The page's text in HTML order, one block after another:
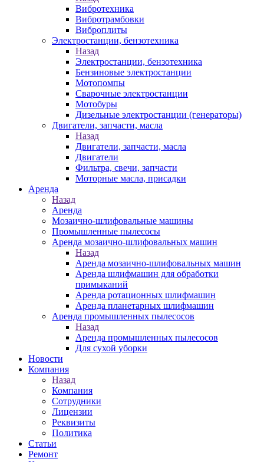
Вибротехника
Вибротрамбовки
Виброплиты
Электростанции, бензотехника
Назад
Электростанции, бензотехника
Бензиновые электростанции
Мотопомпы
Сварочные электростанции
Мотобуры
Дизельные электростанции (генераторы)
Двигатели, запчасти, масла
Назад
Двигатели, запчасти, масла
Двигатели
Фильтра, свечи, запчасти
Моторные масла, присадки
Аренда
Назад
Аренда
Мозаично-шлифовальные машины
Промышленные пылесосы
Аренда мозаично-шлифовальных машин
Назад
Аренда мозаично-шлифовальных машин
Аренда шлифмашин для обработки
примыканий
Аренда ротационных шлифмашин
Аренда планетарных шлифмашин
Аренда промышленных пылесосов
Назад
Аренда промышленных пылесосов
Для сухой уборки
Новости
Компания
Назад
Компания
Сотрудники
Лицензии
Реквизиты
Политика
Статьи
Ремонт